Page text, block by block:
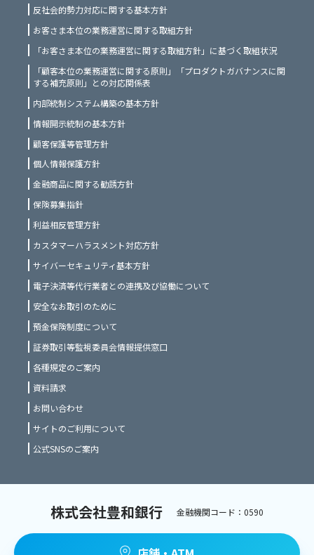
反社会的勢力対応に関する基本方針
お客さま本位の業務運営に関する取組方針
「お客さま本位の業務運営に関する取組方針」に基づく取組状況
「顧客本位の業務運営に関する原則」「プロダクトガバナンスに関
する補充原則」との対応関係表
内部統制システム構築の基本方針
情報開示統制の基本方針
顧客保護等管理方針
個人情報保護方針
金融商品に関する勧誘方針
保険募集指針
利益相反管理方針
カスタマーハラスメント対応方針
サイバーセキュリティ基本方針
電子決済等代行業者との連携及び協働について
安全なお取引のために
預金保険制度について
証券取引等監視委員会情報提供窓口
各種規定のご案内
資料請求
お問い合わせ
サイトのご利用について
公式SNSのご案内
株式会社豊和銀行 金融機関コード：0590